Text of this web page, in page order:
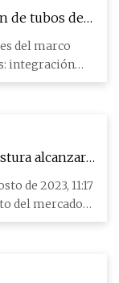
de tubos de
del marco
integración
alcanzará
mundial
del 6,3%:
de 2023, 11:17
del mercado